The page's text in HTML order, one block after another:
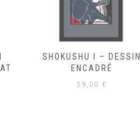
SHOKUSHU III – DESSIN
ENCADRÉ
59,00 €